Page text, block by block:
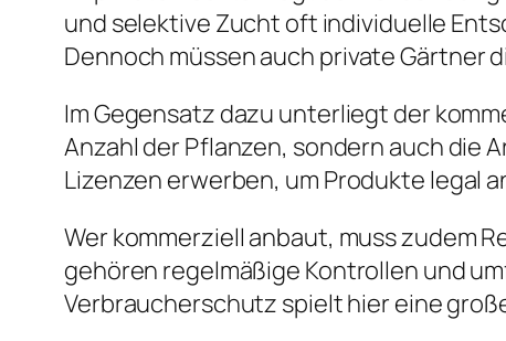
und selektive Zucht oft individuelle
Dennoch müssen auch private
Im Gegensatz dazu unterliegt der
Anzahl der Pflanzen, sondern auch die
Lizenzen erwerben, um Produkte legal
Wer kommerziell anbaut, muss zudem
gehören regelmäßige Kontrollen und
Verbraucherschutz spielt hier eine